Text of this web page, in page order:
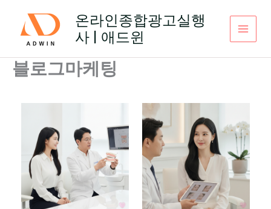
건
온라인종합광고실행
사 | 애드윈
블로그마케팅